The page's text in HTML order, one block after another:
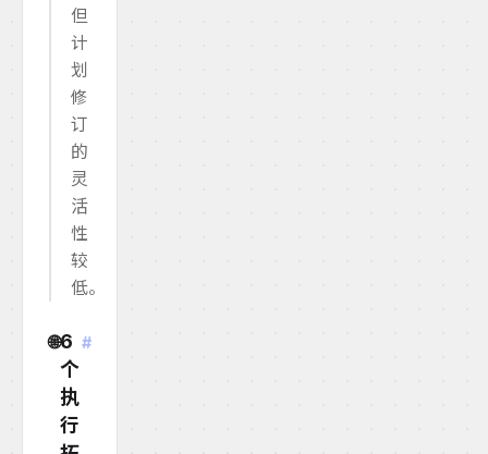
但
计
划
修
订
的
灵
活
性
较
低。
🌐6
个
执
行
#